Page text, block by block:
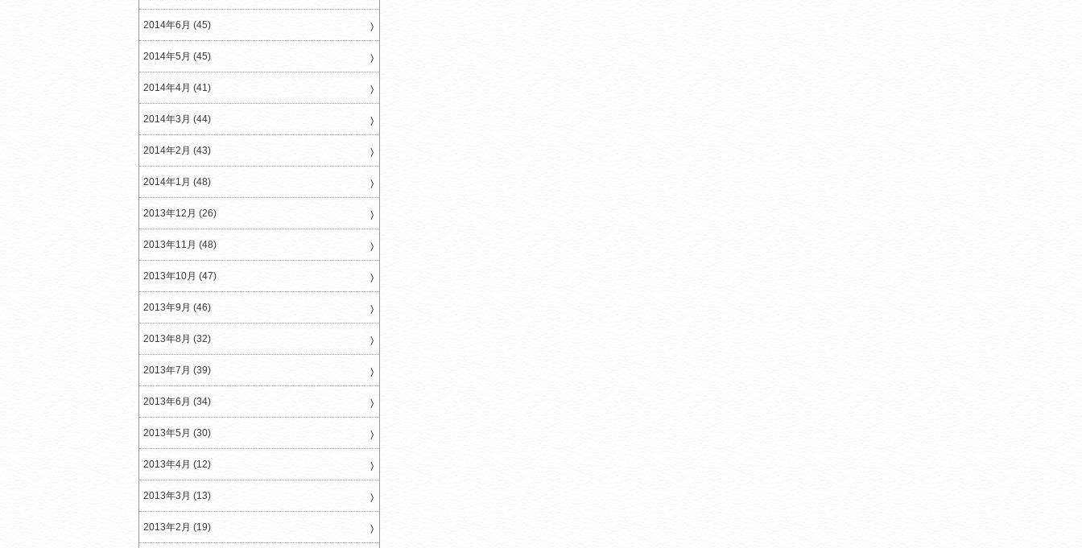
2014年6月 (45)
2014年5月 (45)
2014年4月 (41)
2014年3月 (44)
2014年2月 (43)
2014年1月 (48)
2013年12月 (26)
2013年11月 (48)
2013年10月 (47)
2013年9月 (46)
2013年8月 (32)
2013年7月 (39)
2013年6月 (34)
2013年5月 (30)
2013年4月 (12)
2013年3月 (13)
2013年2月 (19)